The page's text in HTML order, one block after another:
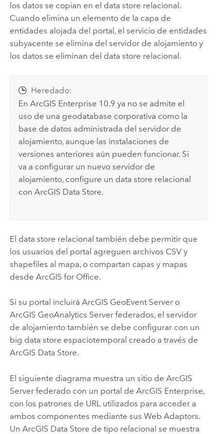
los datos se copian en el data store relacional.
Cuando elimina un elemento de la capa de
entidades alojada del portal, el servicio de entidades
subyacente se elimina del servidor de alojamiento y
los datos se eliminan del data store relacional.
Heredado:
EnArcGIS Enterprise 10.9 ya no se admite el
uso de una geodatabase corporativa como la
base de datos administrada del servidor de
alojamiento, aunque las instalaciones de
versiones anteriores aún pueden funcionar. Si
va a configurar un nuevo servidor de
alojamiento, configure un data store relacional
conArcGIS Data Store.
El data store relacional también debe permitir que
los usuarios del portal agreguen archivos CSV y
shapefiles al mapa, o compartan capas y mapas
desde ArcGIS for Office.
Si su portal incluirá ArcGIS GeoEvent Servero
ArcGIS GeoAnalytics Serverfederados, el servidor
de alojamiento también se debe configurar con un
big data store espaciotemporal creado a través de
ArcGIS Data Store.
El siguiente diagrama muestra un sitio de ArcGIS
Serverfederado con un portal de ArcGIS Enterprise,
con los patrones de URL utilizados para acceder a
ambos componentes mediante sus Web Adaptors.
Un ArcGIS Data Store de tipo relacional se muestra